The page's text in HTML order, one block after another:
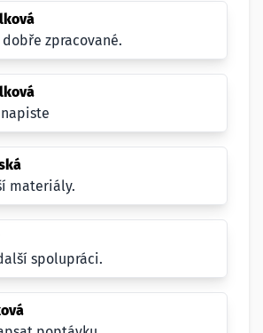
zpracované.
materiály.
spolupráci.